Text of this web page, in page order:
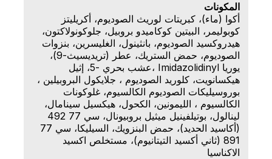
المكونات
أكوا (ماء)، كبريتات لوريث الصوديوم، أكريليتز
كوبوليمر، البيتين كوكاميدو بروبيل، جلوكونولاكتون،
هيدروكسيد الصوديوم، بانثينول، الغليسرين، بنزوات
الصوديوم، حمض الستريك، عطر (تريديسيث-9)،
يوريا Imidazolidinyl ،عشب بحري -5، إثيل
هيكسانويت، كلوريد الصوديوم ، جلايكول البروبيلين ،
بوروسيليكات الصوديوم الكالسيوم، غلوكونات
الكالسيوم ، الليمونين، الكحول، هيكسيل سينامال،
لينالول، بوتيلفينيل ميثيل بروبيونال، سي 77 492
(أكاسيد الحديد)، حمض البنزويك، السيليكا، سي 77
891 (ثاني أكسيد التيتانيوم)، مستخلص اكسيد
الاكناسيا